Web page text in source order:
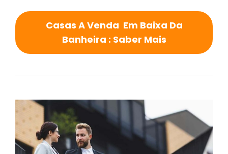
Casas A Venda Em Baixa Da
Banheira : Saber Mais